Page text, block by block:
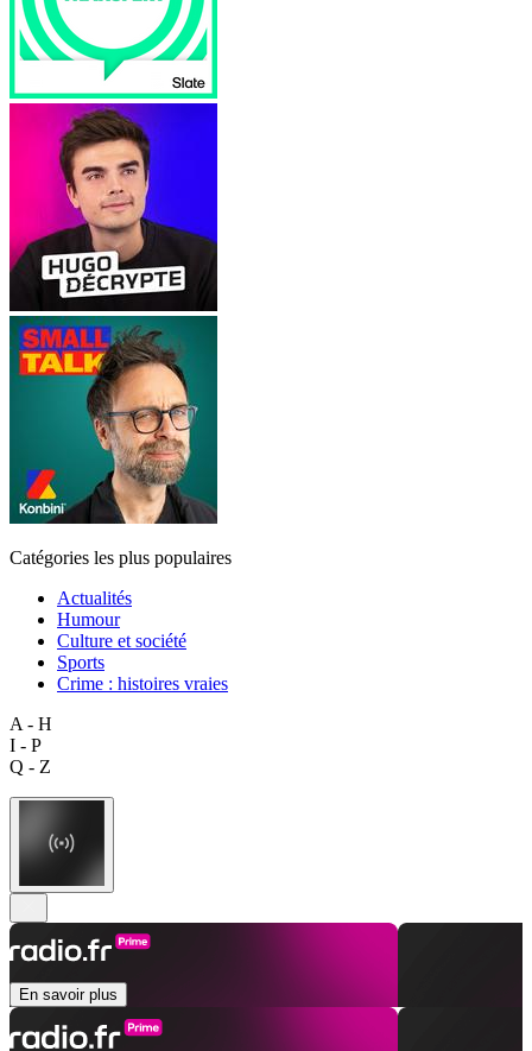
Catégories les plus populaires
Actualités
Humour
Culture et société
Sports
Crime : histoires vraies
A - H
I - P
Q - Z
En savoir plus